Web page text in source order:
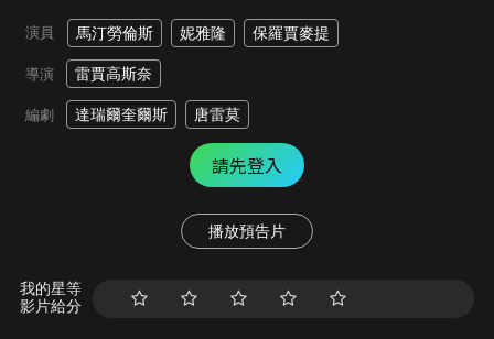
演員 馬汀勞倫斯 妮雅隆 保羅賈麥提
導演 雷賈高斯奈
編劇 達瑞爾奎爾斯 唐雷莫
請先登入
播放預告片
我的星等
影片給分